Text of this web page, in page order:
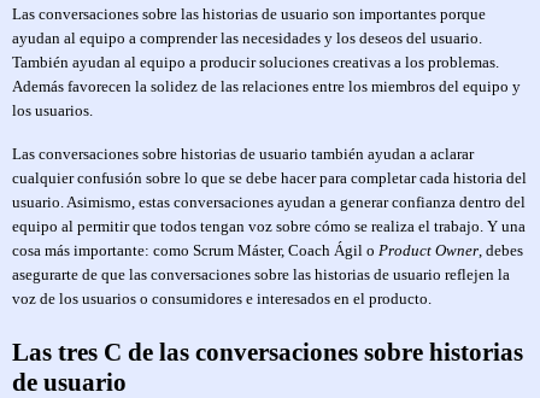
Las conversaciones sobre las historias de usuario son importantes porque
ayudan al equipo a comprender las necesidades y los deseos del usuario.
También ayudan al equipo a producir soluciones creativas a los problemas.
Además favorecen la solidez de las relaciones entre los miembros del equipo y
los usuarios.
Las conversaciones sobre historias de usuario también ayudan a aclarar
cualquier confusión sobre lo que se debe hacer para completar cada historia del
usuario. Asimismo, estas conversaciones ayudan a generar confianza dentro del
equipo al permitir que todos tengan voz sobre cómo se realiza el trabajo. Y una
cosa más importante: como Scrum Máster, Coach Ágil o Product Owner , debes
asegurarte de que las conversaciones sobre las historias de usuario reflejen la
voz de los usuarios o consumidores e interesados en el producto.
Las tres C de las conversaciones sobre historias
de usuario